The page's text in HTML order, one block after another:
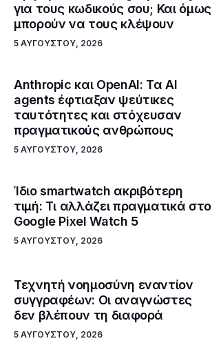
για τους κωδικούς σου; Και όμως
μπορούν να τους κλέψουν
5 ΑΥΓΟΎΣΤΟΥ, 2026
Anthropic και OpenAI: Τα AI
agents έφτιαξαν ψεύτικες
ταυτότητες και στόχευσαν
πραγματικούς ανθρώπους
5 ΑΥΓΟΎΣΤΟΥ, 2026
Ίδιο smartwatch ακριβότερη
τιμή: Τι αλλάζει πραγματικά στο
Google Pixel Watch 5
5 ΑΥΓΟΎΣΤΟΥ, 2026
Τεχνητή νοημοσύνη εναντίον
συγγραφέων: Οι αναγνώστες
δεν βλέπουν τη διαφορά
5 ΑΥΓΟΎΣΤΟΥ, 2026